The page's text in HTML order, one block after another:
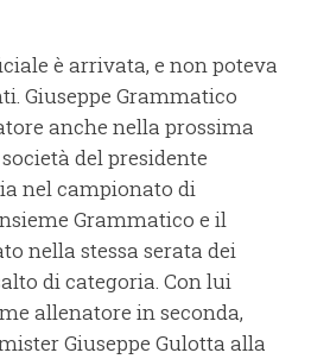
è arrivata, e non poteva
Giuseppe Grammatico
anche nella prossima
del presidente
nel campionato di
Grammatico e il
nella stessa serata dei
di categoria. Con lui
allenatore in seconda,
Giuseppe Gulotta alla